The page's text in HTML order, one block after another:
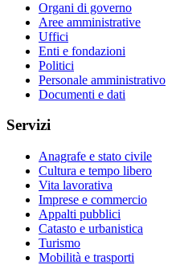
Organi di governo
Aree amministrative
Uffici
Enti e fondazioni
Politici
Personale amministrativo
Documenti e dati
Servizi
Anagrafe e stato civile
Cultura e tempo libero
Vita lavorativa
Imprese e commercio
Appalti pubblici
Catasto e urbanistica
Turismo
Mobilità e trasporti